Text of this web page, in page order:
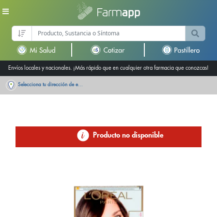
Envíos locales y nacionales. ¡Más rápido que en cualquier otra farmacia que conozcas!
Selecciona tu dirección de entrega
Producto no disponible